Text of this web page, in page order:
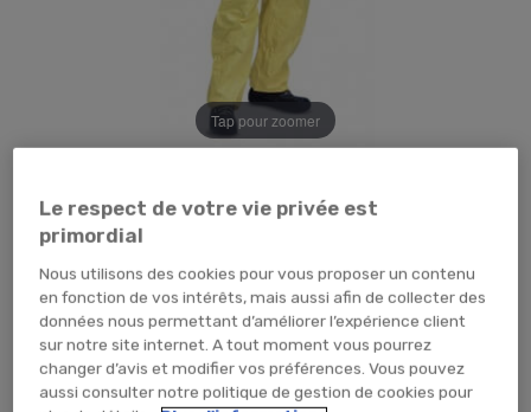
Tap pour zoomer
29,99 €TTC24,99 € HT
PIECE (x1 unité)
Le respect de votre vie privée est
primordial
Nous utilisons des cookies pour vous proposer un contenu
en fonction de vos intérêts, mais aussi afin de collecter des
données nous permettant d’améliorer l’expérience client
sur notre site internet. A tout moment vous pourrez
changer d’avis et modifier vos préférences. Vous pouvez
aussi consulter notre politique de gestion de cookies pour